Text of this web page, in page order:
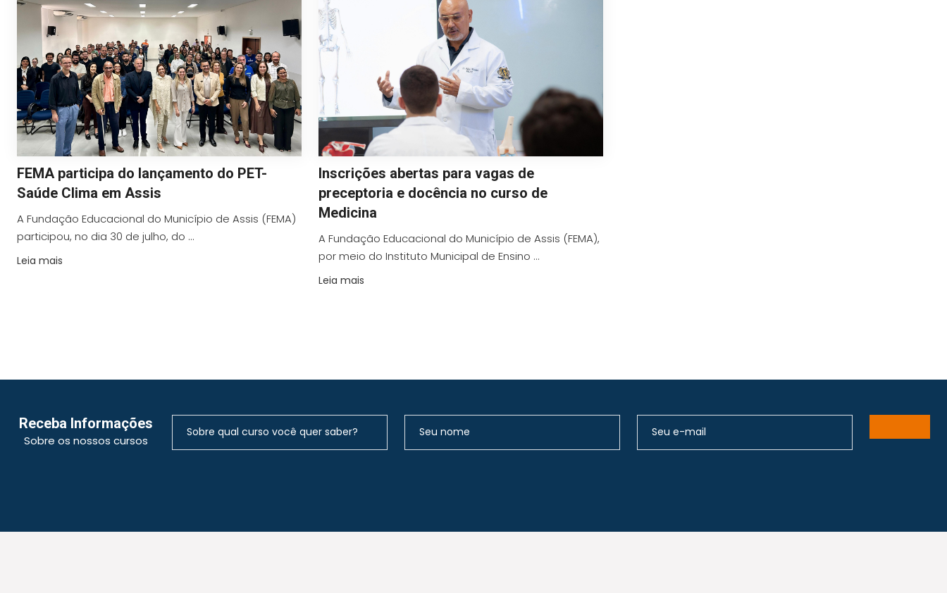
FEMA participa do lançamento do PET-
Saúde Clima em Assis
A Fundação Educacional do Município de Assis (FEMA)
participou, no dia 30 de julho, do ...
Leia mais
Inscrições abertas para vagas de
preceptoria e docência no curso de
Medicina
A Fundação Educacional do Município de Assis (FEMA),
por meio do Instituto Municipal de Ensino ...
Leia mais
Receba Informações
Sobre os nossos cursos